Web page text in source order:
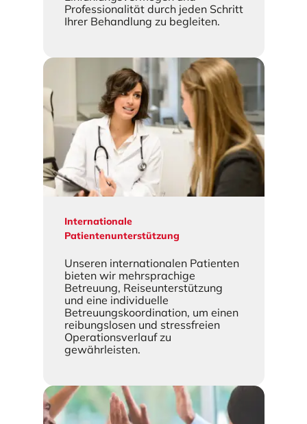
Professionalität durch jeden Schritt
Ihrer Behandlung zu begleiten.
Internationale
Patientenunterstützung
Unseren internationalen Patienten
bieten wir mehrsprachige
Betreuung, Reiseunterstützung
und eine individuelle
Betreuungskoordination, um einen
reibungslosen und stressfreien
Operationsverlauf zu
gewährleisten.